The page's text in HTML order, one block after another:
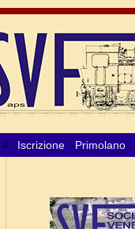
Iscrizione Primolano